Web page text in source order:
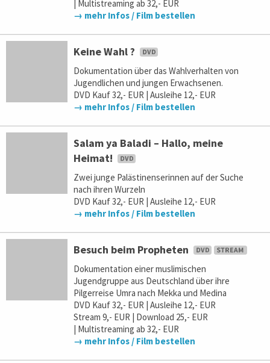
| Multistreaming ab 32,- EUR
→ mehr Infos / Film bestellen
Keine Wahl ?
Dokumentation über das Wahlverhalten von
Jugendlichen und jungen Erwachsenen.
DVD Kauf 32,- EUR | Ausleihe 12,- EUR
→ mehr Infos / Film bestellen
Salam ya Baladi – Hallo, meine
Heimat!
Zwei junge Palästinenserinnen auf der Suche
nach ihren Wurzeln
DVD Kauf 32,- EUR | Ausleihe 12,- EUR
→ mehr Infos / Film bestellen
Besuch beim Propheten
Dokumentation einer muslimischen
Jugendgruppe aus Deutschland über ihre
Pilgerreise Umra nach Mekka und Medina
DVD Kauf 32,- EUR | Ausleihe 12,- EUR
Stream 9,- EUR | Download 25,- EUR
| Multistreaming ab 32,- EUR
→ mehr Infos / Film bestellen